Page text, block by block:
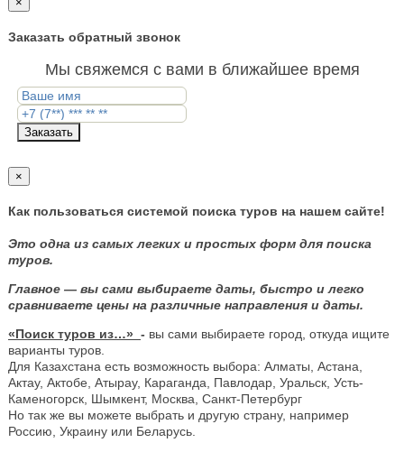
Заказать обратный звонок
Мы свяжемся с вами в ближайшее время
Заказать
×
Как пользоваться системой поиска туров на нашем сайте!
Это одна из самых легких и простых форм для поиска
туров.
Главное — вы сами выбираете даты, быстро и легко
сравниваете цены на различные направления и даты.
«Поиск туров из…» - вы сами выбираете город, откуда ищите
варианты туров.
Для Казахстана есть возможность выбора: Алматы, Астана,
Актау, Актобе, Атырау, Караганда, Павлодар, Уральск, Усть-
Каменогорск, Шымкент, Москва, Санкт-Петербург
Но так же вы можете выбрать и другую страну, например
Россию, Украину или Беларусь.